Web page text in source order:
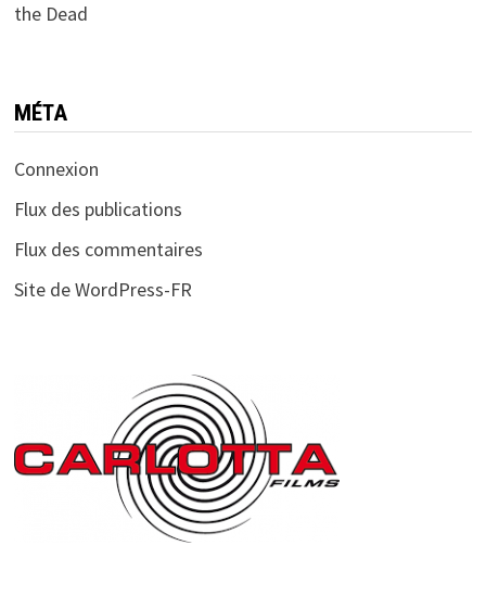
the Dead
MÉTA
Connexion
Flux des publications
Flux des commentaires
Site de WordPress-FR